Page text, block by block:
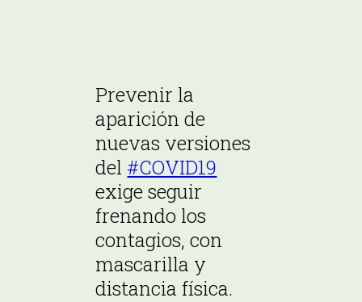
Prevenir la
aparición de
nuevas versiones
del #COVID19
exige seguir
frenando los
contagios, con
mascarilla y
distancia física.